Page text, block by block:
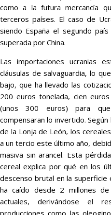
como a la futura mercancía
terceros países. El caso de
siendo España el segundo
superada por China.
Las importaciones ucranias
cláusulas de salvaguardia, lo
bajo, que ha llevado las
200 euros tonelada, cien
(unos 300 euros) para
compensaran lo invertido.
de la Lonja de León, los
a un tercio este último año,
masiva sin arancel. Esta
cereal explica por qué en los
descenso brutal en la superficie
ha caído desde 2 millones
actuales, derivándose el
producciones como las